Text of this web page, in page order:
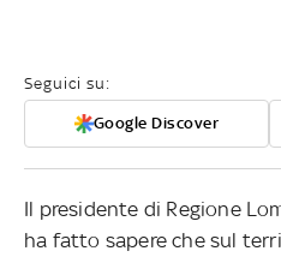
Seguici su:
Google Discover
Il presidente di Regione
ha fatto sapere che sul